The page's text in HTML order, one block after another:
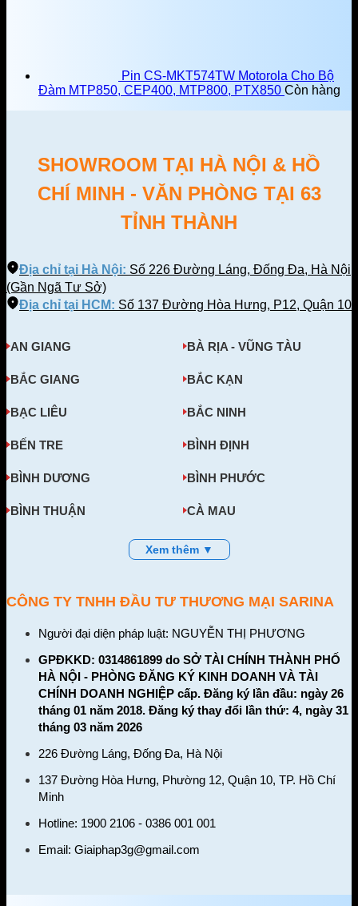
Pin CS-MKT574TW Motorola Cho Bộ
Đàm MTP850, CEP400, MTP800, PTX850 Còn hàng
SHOWROOM TẠI HÀ NỘI & HỒ
CHÍ MINH - VĂN PHÒNG TẠI 63
TỈNH THÀNH
Địa chỉ tại Hà Nội: Số 226 Đường Láng, Đống Đa, Hà Nội
(Gần Ngã Tư Sở)
Địa chỉ tại HCM: Số 137 Đường Hòa Hưng, P12, Quận 10
AN GIANG BÀ RỊA - VŨNG TÀU
BẮC GIANG BẮC KẠN
BẠC LIÊU BẮC NINH
BẾN TRE BÌNH ĐỊNH
BÌNH DƯƠNG BÌNH PHƯỚC
BÌNH THUẬN CÀ MAU
Xem thêm ▼
CÔNG TY TNHH ĐẦU TƯ THƯƠNG MẠI SARINA
Người đại diện pháp luật: NGUYỄN THỊ PHƯƠNG
GPĐKKD: 0314861899 do SỞ TÀI CHÍNH THÀNH PHỐ
HÀ NỘI - PHÒNG ĐĂNG KÝ KINH DOANH VÀ TÀI
CHÍNH DOANH NGHIỆP cấp. Đăng ký lần đầu: ngày 26
tháng 01 năm 2018. Đăng ký thay đổi lần thứ: 4, ngày 31
tháng 03 năm 2026
226 Đường Láng, Đống Đa, Hà Nội
137 Đường Hòa Hưng, Phường 12, Quận 10, TP. Hồ Chí
Minh
Hotline: 1900 2106 - 0386 001 001
Email: Giaiphap3g@gmail.com